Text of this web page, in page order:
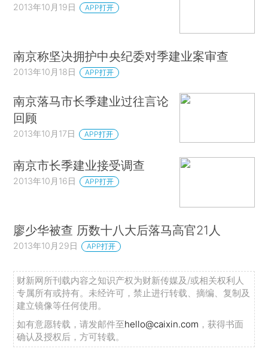
2013年10月19日 APP打开
南京称坚决拥护中央纪委对季建业案审查
2013年10月18日 APP打开
南京落马市长季建业过往言论
回顾
2013年10月17日 APP打开
南京市长季建业接受调查
2013年10月16日 APP打开
廖少华被查 历数十八大后落马高官21人
2013年10月29日 APP打开
财新网所刊载内容之知识产权为财新传媒及/或相关权利人
专属所有或持有。未经许可，禁止进行转载、摘编、复制及
建立镜像等任何使用。
如有意愿转载，请发邮件至hello@caixin.com ，获得书面
确认及授权后，方可转载。